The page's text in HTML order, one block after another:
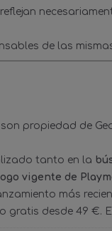
de las
propiedad de
tanto en la
vigente de
más
desde 49 €.